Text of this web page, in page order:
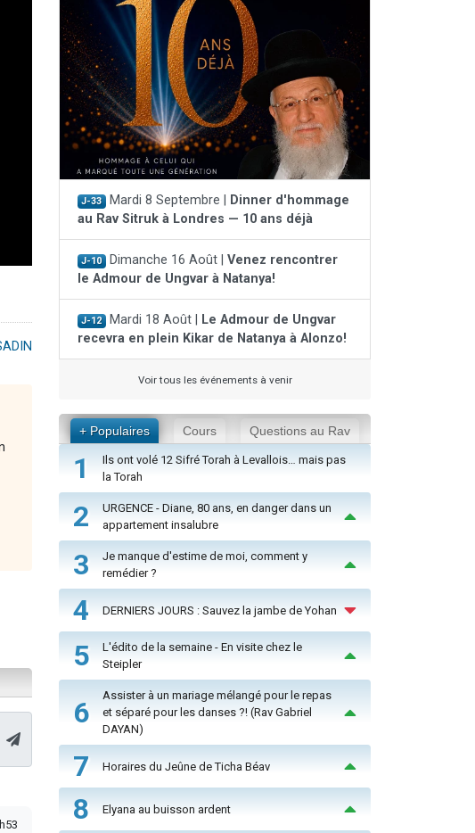
J-33 Mardi 8 Septembre |
Dinner d'hommage
au Rav Sitruk à Londres — 10 ans déjà
J-10 Dimanche 16 Août | Venez rencontrer
le Admour de Ungvar à Natanya!
J-12 Mardi 18 Août |
Le Admour de Ungvar
recevra en plein Kikar de Natanya à Alonzo!
Voir tous les événements à venir
+ Populaires Cours Questions au Rav
1
Ils ont volé 12 Sifré Torah à Levallois… mais pas
la Torah
2
URGENCE - Diane, 80 ans, en danger dans un
appartement insalubre
3
Je manque d'estime de moi, comment y
remédier ?
4 DERNIERS JOURS : Sauvez la jambe de Yohan
5
L'édito de la semaine - En visite chez le
Steipler
6
Assister à un mariage mélangé pour le repas
et séparé pour les danses ?! (Rav Gabriel
DAYAN)
7 Horaires du Jeûne de Ticha Béav
8 Elyana au buisson ardent